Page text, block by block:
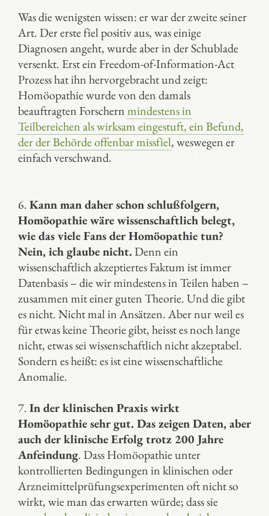
Was die wenigsten wissen: er war der zweite seiner
Art. Der erste fiel positiv aus, was einige
Diagnosen angeht, wurde aber in der Schublade
versenkt. Erst ein Freedom-of-Information-Act
Prozess hat ihn hervorgebracht und zeigt:
Homöopathie wurde von den damals
beauftragten Forschernmindestens in
Teilbereichen als wirksam eingestuft, ein Befund,
der der Behörde offenbar missfiel, weswegen er
einfach verschwand.
6.Kann man daher schon schlußfolgern,
Homöopathie wäre wissenschaftlich belegt,
wie das viele Fans der Homöopathie tun?
Nein, ich glaube nicht.Denn ein
wissenschaftlich akzeptiertes Faktum ist immer
Datenbasis – die wir mindestens in Teilen haben –
zusammen mit einer guten Theorie. Und die gibt
es nicht. Nicht mal in Ansätzen. Aber nur weil es
für etwas keine Theorie gibt, heisst es noch lange
nicht, etwas sei wissenschaftlich nicht akzeptabel.
Sondern es heißt: es ist eine wissenschaftliche
Anomalie.
7.In der klinischen Praxis wirkt
Homöopathie sehr gut. Das zeigen Daten, aber
auch der klinische Erfolg trotz 200 Jahre
Anfeindung. Dass Homöopathie unter
kontrollierten Bedingungen in klinischen oder
Arzneimittelprüfungsexperimenten oft nicht so
wirkt, wie man das erwarten würde; dass sie